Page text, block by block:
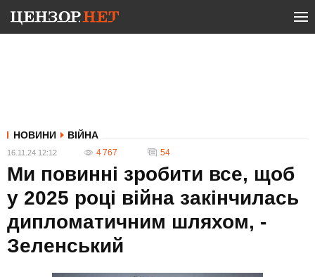
НОВИНИ ВІЙНА
16.11.24 12:12 4 767 54
Ми повинні зробити все, щоб
у 2025 році війна закінчилась
дипломатичним шляхом, -
Зеленський